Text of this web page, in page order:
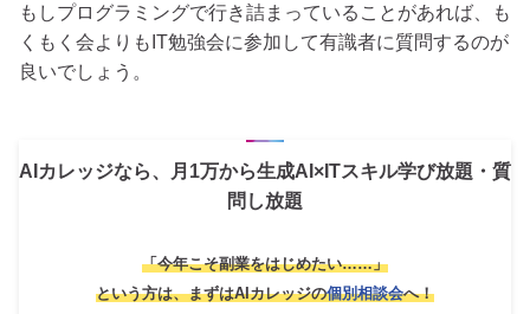
もしプログラミングで行き詰まっていることがあれば、も
くもく会よりもIT勉強会に参加して有識者に質問するのが
良いでしょう。
AIカレッジなら、月1万から生成AI×ITスキル学び放題・質
問し放題
「今年こそ副業をはじめたい……」
という方は、まずはAIカレッジの個別相談会へ！